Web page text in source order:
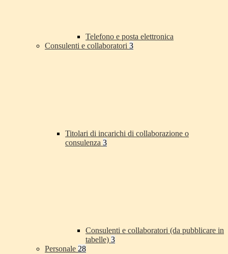
Telefono e posta elettronica
Consulenti e collaboratori 3
Titolari di incarichi di collaborazione o
consulenza 3
Consulenti e collaboratori (da pubblicare in
tabelle) 3
Personale 28